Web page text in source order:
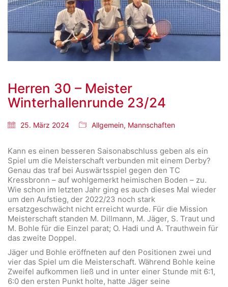
Herren 30 – Meister
Winterhallenrunde 23/24
25. März 2024 Allgemein, Mannschaften
Kann es einen besseren Saisonabschluss geben als ein
Spiel um die Meisterschaft verbunden mit einem Derby?
Genau das traf bei Auswärtsspiel gegen den TC
Kressbronn – auf wohlgemerkt heimischen Boden – zu.
Wie schon im letzten Jahr ging es auch dieses Mal wieder
um den Aufstieg, der 2022/23 noch stark
ersatzgeschwächt nicht erreicht wurde. Für die Mission
Meisterschaft standen M. Dillmann, M. Jäger, S. Traut und
M. Bohle für die Einzel parat; O. Hadi und A. Trauthwein für
das zweite Doppel.
Jäger und Bohle eröffneten auf den Positionen zwei und
vier das Spiel um die Meisterschaft. Während Bohle keine
Zweifel aufkommen ließ und in unter einer Stunde mit 6:1,
6:0 den ersten Punkt holte, hatte Jäger seine